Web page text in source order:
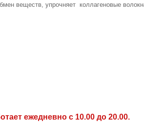
веществ, упрочняет коллагеновые
ежедневно с 10.00 до 20.00.